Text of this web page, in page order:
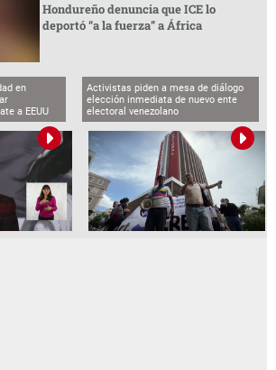
Hondureño denuncia que ICE lo
deportó “a la fuerza” a África
en
a EEUU
Activistas piden a mesa de diálogo
elección inmediata de nuevo ente
electoral venezolano